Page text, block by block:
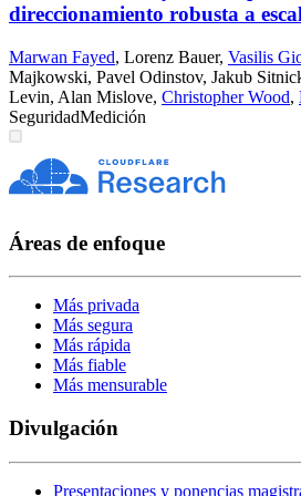
direccionamiento robusta a
Marwan Fayed, Lorenz Bauer, Vasilis
Majkowski, Pavel Odinstov, Jakub
Levin, Alan Mislove, Christopher Wood,
SeguridadMedición
Áreas de enfoque
Más privada
Más segura
Más rápida
Más fiable
Más mensurable
Divulgación
Presentaciones y ponencias